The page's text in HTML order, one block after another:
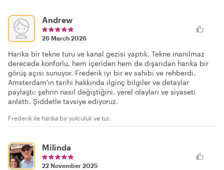
Andrew
26 March 2026
Harika bir tekne turu ve kanal gezisi yaptık. Tekne inanılmaz
derecede konforlu, hem içeriden hem de dışarıdan harika bir
görüş açısı sunuyor. Frederik iyi bir ev sahibi ve rehberdi.
Amsterdam'ın tarihi hakkında ilginç bilgiler ve detaylar
paylaştı; şehrin nasıl değiştiğini, yerel olayları ve siyaseti
anlattı. Şiddetle tavsiye ediyoruz.
Frederik ile harika bir yolculuk ve tur.
Milinda
22 November 2025